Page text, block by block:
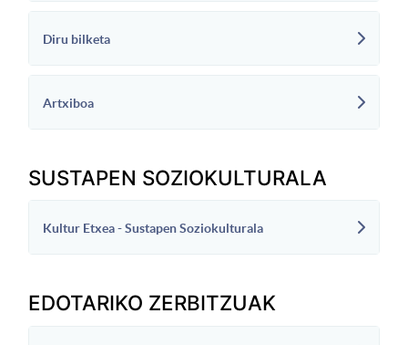
Diru bilketa
Artxiboa
SUSTAPEN SOZIOKULTURALA
Kultur Etxea - Sustapen Soziokulturala
EDOTARIKO ZERBITZUAK